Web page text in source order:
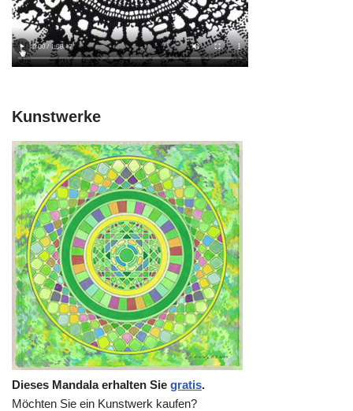
Kunstwerke
Dieses Mandala erhalten Sie gratis.
Möchten Sie ein Kunstwerk kaufen?